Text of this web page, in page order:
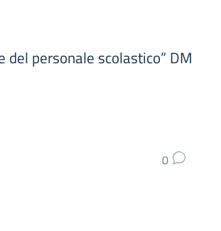
personale scolastico” DM
0